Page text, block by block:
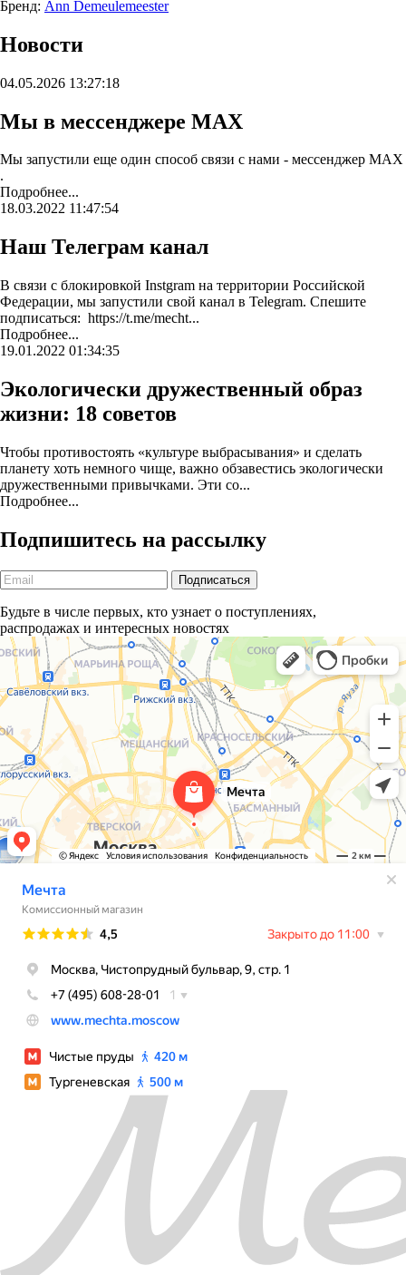
Бренд: Ann Demeulemeester
Новости
04.05.2026 13:27:18
Мы в мессенджере MAX
Мы запустили еще один способ связи с нами - мессенджер MAX
.
Подробнее...
18.03.2022 11:47:54
Наш Телеграм канал
В связи с блокировкой Instgram на территории Российской
Федерации, мы запустили свой канал в Telegram. Спешите
подписаться: https://t.me/mecht...
Подробнее...
19.01.2022 01:34:35
Экологически дружественный образ
жизни: 18 советов
Чтобы противостоять «культуре выбрасывания» и сделать
планету хоть немного чище, важно обзавестись экологически
дружественными привычками. Эти со...
Подробнее...
Подпишитесь на рассылку
Будьте в числе первых, кто узнает о поступлениях,
распродажах и интересных новостях